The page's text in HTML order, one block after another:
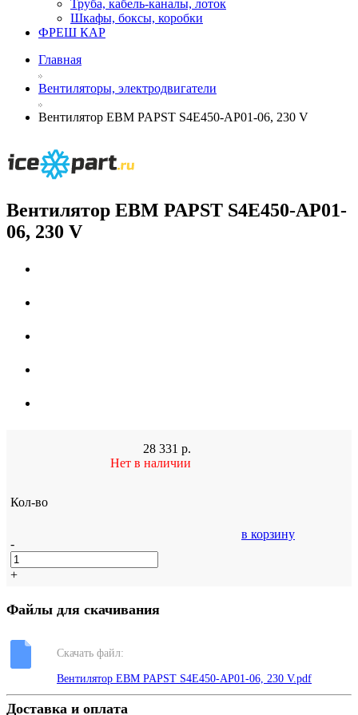
Труба, кабель-каналы, лоток
Шкафы, боксы, коробки
ФРЕШ КАР
Главная
Вентиляторы, электродвигатели
Вентилятор EBM PAPST S4E450-AP01-06, 230 V
Вентилятор EBM PAPST S4E450-AP01-
06, 230 V
28 331 р.
Нет в наличии
Кол-во
-
+
в корзину
Файлы для скачивания
Скачать файл:
Вентилятор EBM PAPST S4E450-AP01-06, 230 V.pdf
Доставка и оплата